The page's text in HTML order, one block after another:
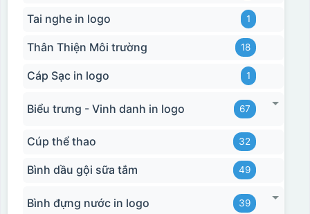
Tai nghe in logo 1
Thân Thiện Môi trường 18
Cáp Sạc in logo 1
Biểu trưng - Vinh danh in logo 67
Cúp thể thao 32
Bình dầu gội sữa tắm 49
Bình đựng nước in logo 39